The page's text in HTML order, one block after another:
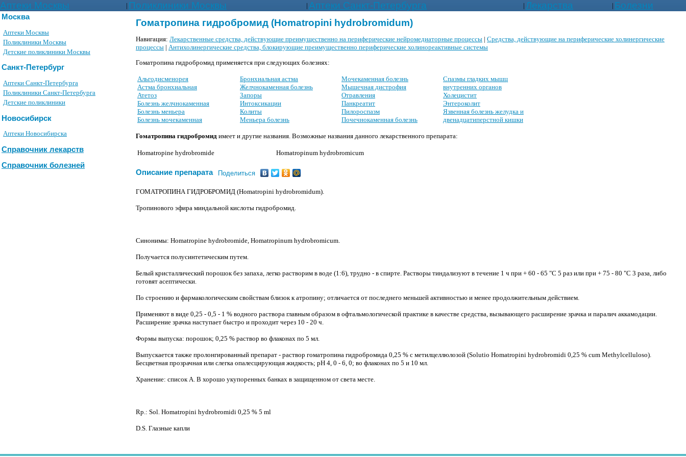
Аптеки Москвы | Поликлиники Москвы | Аптеки Санкт-Петербурга | Лекарства | Болезни
Москва
Аптеки Москвы
Поликлиники Москвы
Детские поликлиники Москвы
Санкт-Петербург
Аптеки Санкт-Петербурга
Поликлиники Санкт-Петербурга
Детские поликлиники
Новосибирск
Аптеки Новосибирска
Справочник лекарств
Справочник болезней
Гоматропина гидробромид (Homatropini hydrobromidum)
Навигация: Лекарственные средства, действующие преимущественно на периферические нейромедиаторные процессы | Средства, действующие на периферические холинергические
процессы | Антихолинергические средства, блокирующие преимущественно периферические холинореактивные системы
Гоматропина гидробромид применяется при следующих болезнях:
Альгодисменорея
Астма бронхиальная
Атетоз
Болезнь желчнокаменная
Болезнь меньера
Болезнь мочекаменная
Бронхиальная астма
Желчнокаменная болезнь
Запоры
Интоксикации
Колиты
Меньера болезнь
Мочекаменная болезнь
Мышечная дистрофия
Отравления
Панкреатит
Пилороспазм
Почечнокаменная болезнь
Спазмы гладких мышц
внутренних органов
Холецистит
Энтероколит
Язвенная болезнь желудка и
двенадцатиперстной кишки
Гоматропина гидробромид имеет и другие названия. Возможные названия данного лекарственного препарата:
Homatropine hydrobromide Homatropinum hydrobromicum
Описание препарата Поделиться
ГОМАТРОПИНА ГИДРОБРОМИД (Homatropini hydrobromidum).
Тропинового эфира миндальной кислоты гидробромид.
Синонимы: Homatropine hydrobromide, Homatropinum hydrobromicum.
Получается полусинтетическим путем.
Белый кристаллический порошок без запаха, легко растворим в воде (1:6), трудно - в спирте. Растворы тиндализуют в течение 1 ч при + 60 - 65 "С 5 раз или при + 75 - 80 "С 3 раза, либо
готовят асептически.
По строению и фармакологическим свойствам близок к атропину; отличается от последнего меньшей активностью и менее продолжительным действием.
Применяют в виде 0,25 - 0,5 - 1 % водного раствора главным образом в офтальмологической практике в качестве средства, вызывающего расширение зрачка и паралич аккамодации.
Расширение зрачка наступает быстро и проходит через 10 - 20 ч.
Формы выпуска: порошок; 0,25 % раствор во флаконах по 5 мл.
Выпускается также пролонгированный препарат - раствор гоматропина гидробромида 0,25 % с метилцеллюлозой (Solutio Нomatropini hydrobromidi 0,25 % сum Мethylсеlluloso).
Бесцветная прозрачная или слегка опалесцирующая жидкость; рН 4, 0 - 6, 0; во флаконах по 5 и 10 мл.
Хранение: список А. В хорошо укупоренных банках в защищенном от света месте.
Rp.: Sol. Homatropini hydrobromidi 0,25 % 5 ml
D.S. Глазные капли